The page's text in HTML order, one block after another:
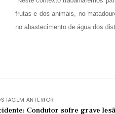
frutas e dos animais, no
no abastecimento de água dos
ANTERIOR
Condutor sofre grave